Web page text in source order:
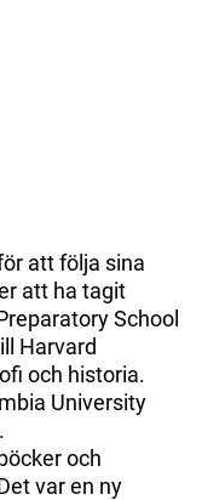
att följa sina
att ha tagit
School
Harvard
och historia.
University
och
var en ny